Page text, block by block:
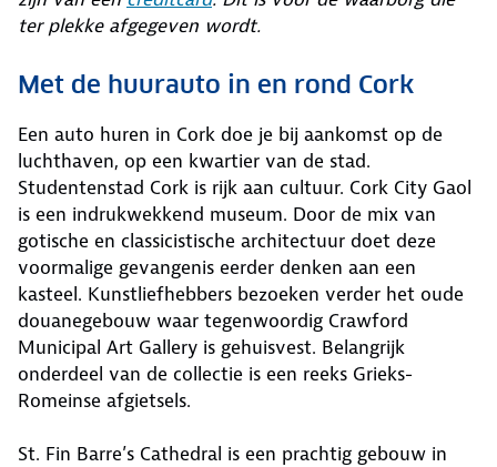
ter plekke afgegeven wordt.
Met de huurauto in en rond Cork
Een auto huren in Cork doe je bij aankomst op de
luchthaven, op een kwartier van de stad.
Studentenstad Cork is rijk aan cultuur. Cork City Gaol
is een indrukwekkend museum. Door de mix van
gotische en classicistische architectuur doet deze
voormalige gevangenis eerder denken aan een
kasteel. Kunstliefhebbers bezoeken verder het oude
douanegebouw waar tegenwoordig Crawford
Municipal Art Gallery is gehuisvest. Belangrijk
onderdeel van de collectie is een reeks Grieks-
Romeinse afgietsels.
St. Fin Barre’s Cathedral is een prachtig gebouw in